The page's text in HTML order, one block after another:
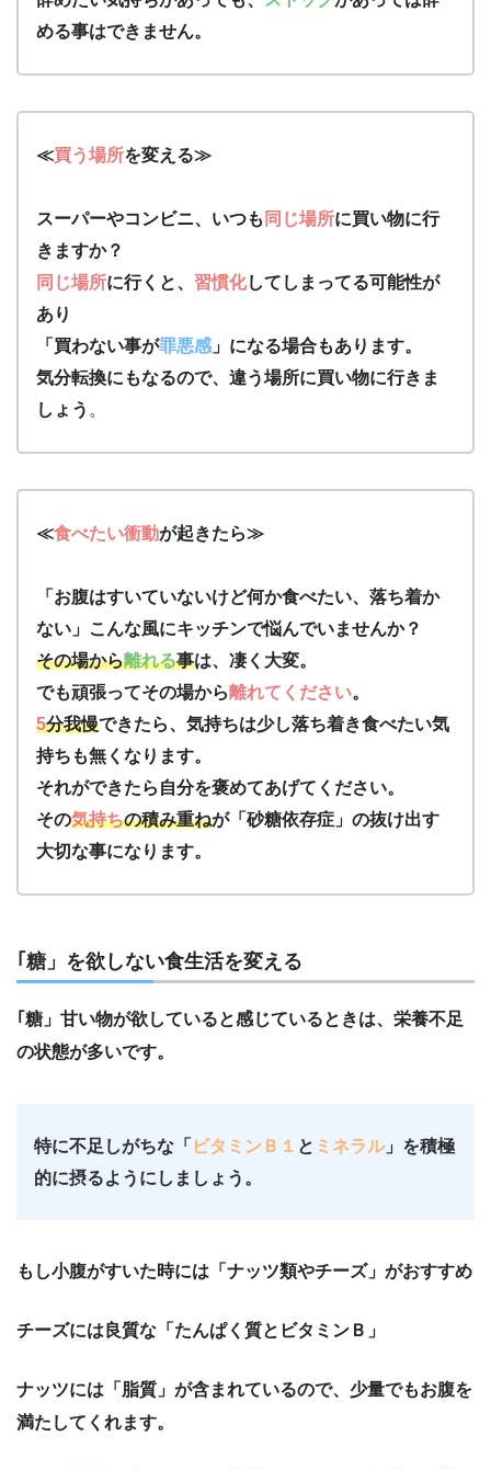
める事はできません。
≪買う場所を変える≫
スーパーやコンビニ、いつも 同じ場所に買い物に行
きますか？
同じ場所に行くと、 習慣化してしまってる可能性が
あり
「買わない事が罪悪感 」になる場合もあります。
気分転換にもなるので、違う場所に買い物に行きま
しょう 。
≪食べたい衝動が起きたら≫
「お腹はすいていないけど何か食べたい、落ち着か
ない」こんな風にキッチンで悩んでいませんか？
その場から離れる事は、凄く大変。
でも頑張ってその場から離れてください。
5分我慢できたら、気持ちは少し落ち着き食べたい気
持ちも無くなります。
それができたら自分を褒めてあげてください。
その気持ちの積み重ねが「砂糖依存症」の抜け出す
大切な事になります。
｢糖」を欲しない食生活を変える
｢糖」甘い物が欲していると感じているときは、栄養不足
の状態が多いです。
特に不足しがちな「 ビタミンＢ１ と ミネラル」を積極
的に摂るようにしましょう。
もし小腹がすいた時には「ナッツ類やチーズ」がおすすめ
チーズには良質な「たんぱく質とビタミンＢ」
ナッツには「脂質」が含まれているので、少量でもお腹を
満たしてくれます。